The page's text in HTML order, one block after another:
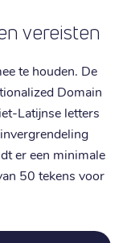
vereisten
te houden. De
Domain
Latijnse letters
er een minimale
50 tekens voor